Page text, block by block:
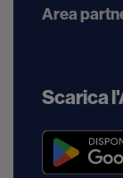
Area
Scarica